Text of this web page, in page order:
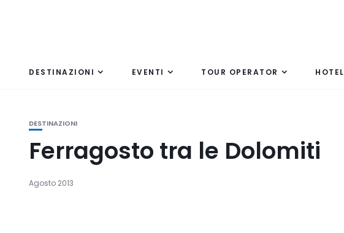
DESTINAZIONI EVENTI TOUR OPERATOR HOTEL
DESTINAZIONI
Ferragosto tra le Dolomiti
Agosto 2013